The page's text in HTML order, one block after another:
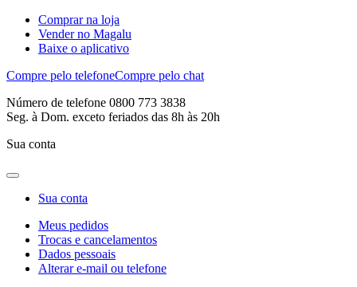
Comprar na loja
Vender no Magalu
Baixe o aplicativo
Compre pelo telefoneCompre pelo chat
Número de telefone 0800 773 3838
Seg. à Dom. exceto feriados das 8h às 20h
Sua conta
Sua conta
Meus pedidos
Trocas e cancelamentos
Dados pessoais
Alterar e-mail ou telefone